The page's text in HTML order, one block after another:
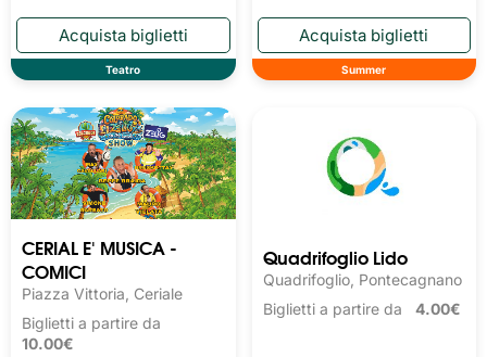
Teatro Summer
CERIAL E' MUSICA -
COMICI
Piazza Vittoria, Ceriale
Biglietti a partire da
10.00€
Quadrifoglio Lido
Quadrifoglio, Pontecagnano
Biglietti a partire da 4.00€